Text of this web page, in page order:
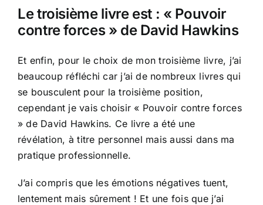
Le troisième livre est : « Pouvoir
contre forces » de David Hawkins
Et enfin, pour le choix de mon troisième livre, j’ai
beaucoup réfléchi car j’ai de nombreux livres qui
se bousculent pour la troisième position,
cependant je vais choisir « Pouvoir contre forces
» de David Hawkins. Ce livre a été une
révélation, à titre personnel mais aussi dans ma
pratique professionnelle.
J’ai compris que les émotions négatives tuent,
lentement mais sûrement ! Et une fois que j’ai